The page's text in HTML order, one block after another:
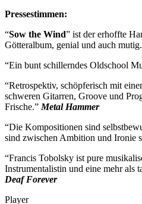
Pressestimmen:
“Sow the Wind” ist der erhoffte
Götteralbum, genial und auch
“Ein bunt schillerndes Oldschool
“Retrospektiv, schöpferisch mit
schweren Gitarren, Groove und
Frische.” Metal Hammer
“Die Kompositionen sind
sind zwischen Ambition und Ironie
“Francis Tobolsky ist pure
Instrumentalistin und eine mehr als
Deaf Forever
Player